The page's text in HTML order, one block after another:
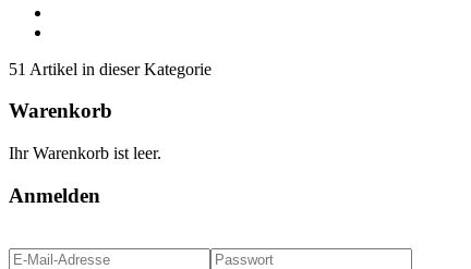
51 Artikel in dieser Kategorie
Warenkorb
Ihr Warenkorb ist leer.
Anmelden